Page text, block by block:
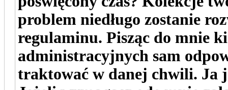
problem niedługo zostanie
regulaminu. Pisząc do mnie
administracyjnych sam
traktować w danej chwili. Ja